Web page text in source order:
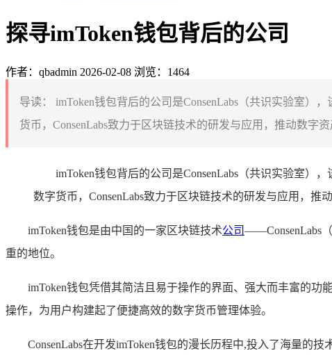
探寻imToken钱包背后的公司
作者：qbadmin 2026-02-08 浏览：1464
导读：
imToken钱包背后的公司是ConsenLabs（共识实验室）
货币，ConsenLabs致力于区块链技术的研发与应用，推动数字
imToken钱包背后的公司是ConsenLabs（共识实验室）
数字货币，ConsenLabs致力于区块链技术的研发与应用，
imToken钱包是由中国的一家区块链技术公司——ConsenLabs
重的地位。
imToken钱包凭借其简洁且易于操作的界面、强大而丰富的
操作，为用户构建起了便捷高效的数字货币管理体验。
ConsenLabs在开发imToken钱包的漫长历程中,投入了海量的